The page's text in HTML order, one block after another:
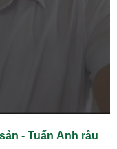
- Tuấn Anh râu